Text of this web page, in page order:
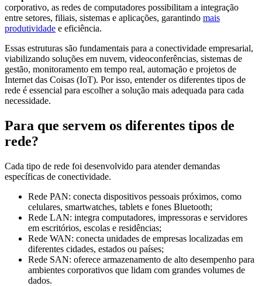
corporativo, as redes de computadores possibilitam a integração
entre setores, filiais, sistemas e aplicações, garantindo mais
produtividade e eficiência.
Essas estruturas são fundamentais para a conectividade empresarial,
viabilizando soluções em nuvem, videoconferências, sistemas de
gestão, monitoramento em tempo real, automação e projetos de
Internet das Coisas (IoT). Por isso, entender os diferentes tipos de
rede é essencial para escolher a solução mais adequada para cada
necessidade.
Para que servem os diferentes tipos de
rede?
Cada tipo de rede foi desenvolvido para atender demandas
específicas de conectividade.
Rede PAN: conecta dispositivos pessoais próximos, como
celulares, smartwatches, tablets e fones Bluetooth;
Rede LAN: integra computadores, impressoras e servidores
em escritórios, escolas e residências;
Rede WAN: conecta unidades de empresas localizadas em
diferentes cidades, estados ou países;
Rede SAN: oferece armazenamento de alto desempenho para
ambientes corporativos que lidam com grandes volumes de
dados.